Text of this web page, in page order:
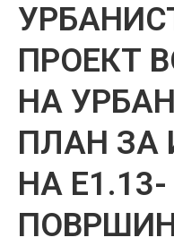
ПРОЕКТ
НА
ПЛАН ЗА
НА Е1.13-